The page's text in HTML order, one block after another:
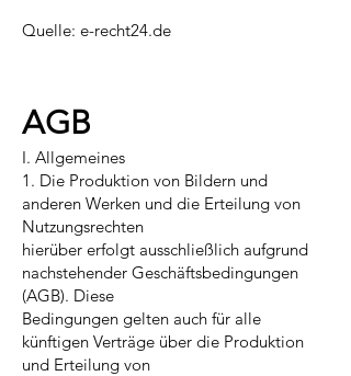
Quelle: e-recht24.de
AGB
I. Allgemeines
1. Die Produktion von Bildern und
anderen Werken und die Erteilung von
Nutzungsrechten
hierüber erfolgt ausschließlich aufgrund
nachstehender Geschäftsbedingungen
(AGB). Diese
Bedingungen gelten auch für alle
künftigen Verträge über die Produktion
und Erteilung von